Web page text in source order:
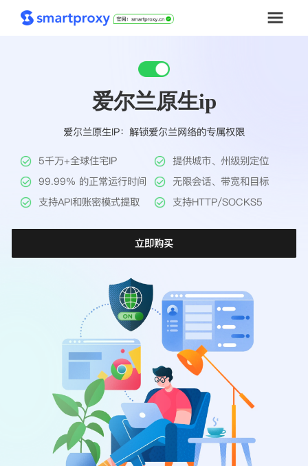
工具
帮助中心
爱尔兰原生ip
爱尔兰原生IP：解锁爱尔兰网络的专属权限
5千万+全球住宅IP
提供城市、州级别定位
99.99% 的正常运行时间
无限会话、带宽和目标
支持API和账密模式提取
支持HTTP/SOCKS5
立即购买